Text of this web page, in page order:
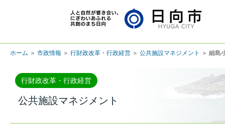
ホーム ＞ 市政情報 ＞ 行財政改革・行政経営 ＞ 公共施設マネジメント ＞ 細島
行財政改革・行政経営
公共施設マネジメント